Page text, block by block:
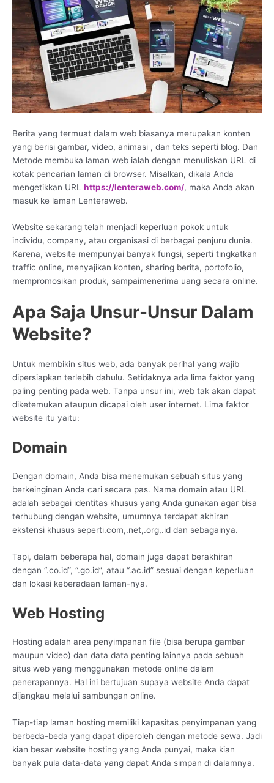
Berita yang termuat dalam web biasanya merupakan konten
yang berisi gambar, video, animasi , dan teks seperti blog. Dan
Metode membuka laman web ialah dengan menuliskan URL di
kotak pencarian laman di browser. Misalkan, dikala Anda
mengetikkan URL https://lenteraweb.com/, maka Anda akan
masuk ke laman Lenteraweb.
Website sekarang telah menjadi keperluan pokok untuk
individu, company, atau organisasi di berbagai penjuru dunia.
Karena, website mempunyai banyak fungsi, seperti tingkatkan
traffic online, menyajikan konten, sharing berita, portofolio,
mempromosikan produk, sampaimenerima uang secara online.
Apa Saja Unsur-Unsur Dalam
Website?
Untuk membikin situs web, ada banyak perihal yang wajib
dipersiapkan terlebih dahulu. Setidaknya ada lima faktor yang
paling penting pada web. Tanpa unsur ini, web tak akan dapat
diketemukan ataupun dicapai oleh user internet. Lima faktor
website itu yaitu:
Domain
Dengan domain, Anda bisa menemukan sebuah situs yang
berkeinginan Anda cari secara pas. Nama domain atau URL
adalah sebagai identitas khusus yang Anda gunakan agar bisa
terhubung dengan website, umumnya terdapat akhiran
ekstensi khusus seperti.com,.net,.org,.id dan sebagainya.
Tapi, dalam beberapa hal, domain juga dapat berakhiran
dengan “.co.id”, “.go.id”, atau “.ac.id” sesuai dengan keperluan
dan lokasi keberadaan laman-nya.
Web Hosting
Hosting adalah area penyimpanan file (bisa berupa gambar
maupun video) dan data data penting lainnya pada sebuah
situs web yang menggunakan metode online dalam
penerapannya. Hal ini bertujuan supaya website Anda dapat
dijangkau melalui sambungan online.
Tiap-tiap laman hosting memiliki kapasitas penyimpanan yang
berbeda-beda yang dapat diperoleh dengan metode sewa. Jadi
kian besar website hosting yang Anda punyai, maka kian
banyak pula data-data yang dapat Anda simpan di dalamnya.